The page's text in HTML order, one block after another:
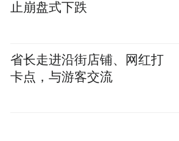
止崩盘式下跌
省长走进沿街店铺、网红打
卡点，与游客交流